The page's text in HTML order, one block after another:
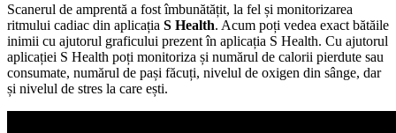
Scanerul de amprentă a fost îmbunătățit, la fel și monitorizarea
ritmului cadiac din aplicația S Health. Acum poți vedea exact bătăile
inimii cu ajutorul graficului prezent în aplicația S Health. Cu ajutorul
aplicației S Health poți monitoriza și numărul de calorii pierdute sau
consumate, numărul de pași făcuți, nivelul de oxigen din sânge, dar
și nivelul de stres la care ești.